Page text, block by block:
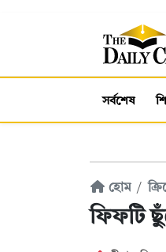
সর্বশেষ
হোম
ফিফটি